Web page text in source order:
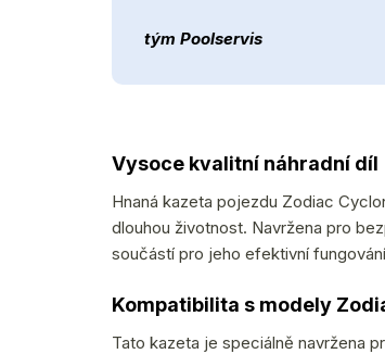
tým Poolservis
Vysoce kvalitní náhradní díl
Hnaná kazeta pojezdu Zodiac
dlouhou životnost. Navržena pro
součástí pro jeho efektivní
Kompatibilita s modely
Tato kazeta je speciálně navržena